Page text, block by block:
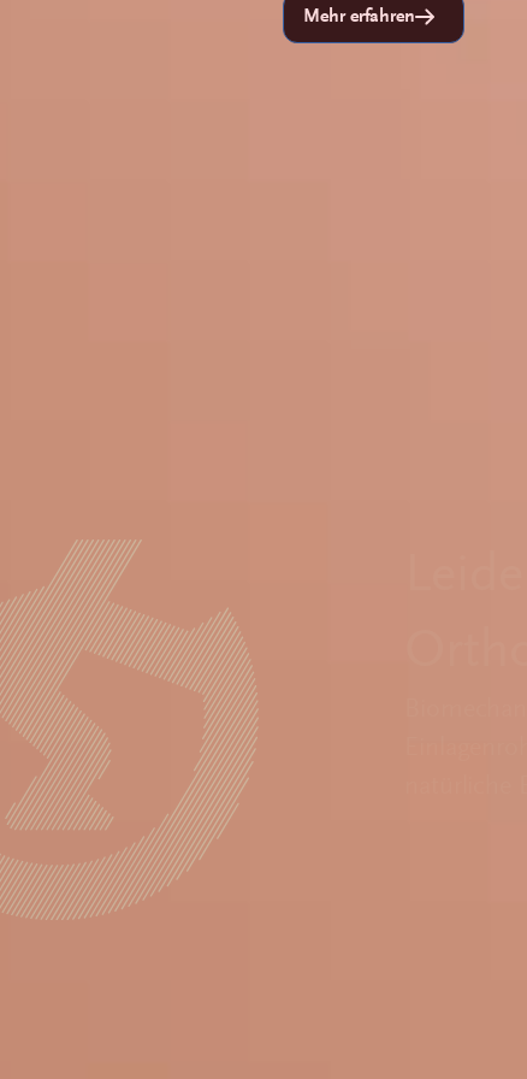
Mehr erfahren